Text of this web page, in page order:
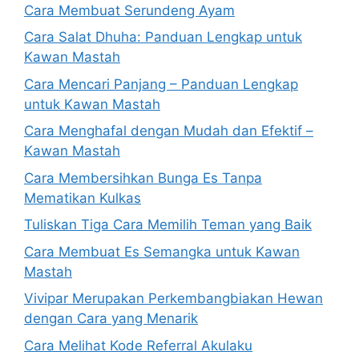
Cara Membuat Serundeng Ayam
Cara Salat Dhuha: Panduan Lengkap untuk
Kawan Mastah
Cara Mencari Panjang – Panduan Lengkap
untuk Kawan Mastah
Cara Menghafal dengan Mudah dan Efektif –
Kawan Mastah
Cara Membersihkan Bunga Es Tanpa
Mematikan Kulkas
Tuliskan Tiga Cara Memilih Teman yang Baik
Cara Membuat Es Semangka untuk Kawan
Mastah
Vivipar Merupakan Perkembangbiakan Hewan
dengan Cara yang Menarik
Cara Melihat Kode Referral Akulaku